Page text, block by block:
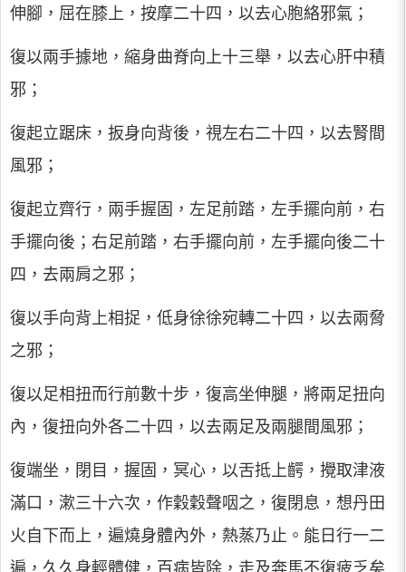
伸腳，屈在膝上，按摩二十四，以去心胞絡邪氣；
復以兩手據地，縮身曲脊向上十三舉，以去心肝中積
邪；
復起立踞床，扳身向背後，視左右二十四，以去腎間
風邪；
復起立齊行，兩手握固，左足前踏，左手擺向前，右
手擺向後；右足前踏，右手擺向前，左手擺向後二十
四，去兩肩之邪；
復以手向背上相捉，低身徐徐宛轉二十四，以去兩脅
之邪；
復以足相扭而行前數十步，復高坐伸腿，將兩足扭向
內，復扭向外各二十四，以去兩足及兩腿間風邪；
復端坐，閉目，握固，冥心，以舌抵上齶，攪取津液
滿口，漱三十六次，作穀穀聲咽之，復閉息，想丹田
火自下而上，遍燒身體內外，熱蒸乃止。能日行一二
遍，久久身輕體健，百病皆除，走及奔馬不復疲乏矣